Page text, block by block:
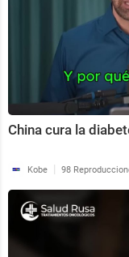
China cura la
Kobe | 98